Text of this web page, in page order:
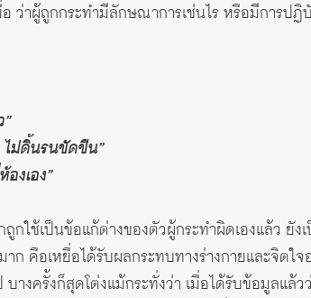
ว่าผู้ถูกกระทำมีลักษณาการเช่นไร หรือมีการปฏิ
ไม่ดิ้นรนขัดขืน”
งเอง”
กใช้เป็นข้อแก้ต่างของตัวผู้กระทำผิดเองแล้ว ยั
คือเหยื่อได้รับผลกระทบทางร่างกายและจิตใ
างครั้งก็สุดโต่งแม้กระทั่งว่า เมื่อได้รับข้อมูลแล้